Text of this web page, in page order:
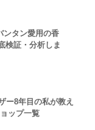
ンタン愛用の香
検証・分析しま
ー8年目の私が教え
ップ一覧